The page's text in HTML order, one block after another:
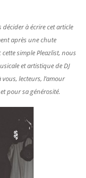
à écrire cet article
après une chute
simple Pleazlist, nous
et artistique de DJ
lecteurs, l’amour
pour sa générosité.